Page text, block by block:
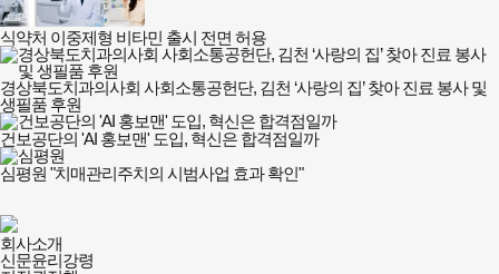
식약처 이중제형 비타민 출시 전면 허용
경상북도치과의사회 사회소통공헌단, 김천 ‘사랑의 집’ 찾아 진료 봉사 및
생필품 후원
건보공단의 'AI 홍보맨' 도입, 혁신은 합격점일까
심평원 "치매관리주치의 시범사업 효과 확인"
건강보험저널-
필수의료배상보험
회사소개
신문윤리강령